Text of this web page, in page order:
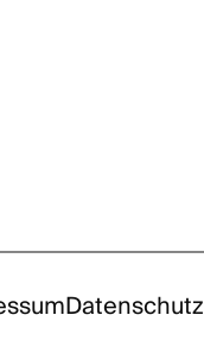
Datenschutz